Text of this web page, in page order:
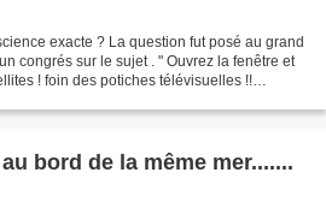
exacte ? La question fut posé au grand
congrés sur le sujet . " Ouvrez la fenêtre et
! foin des potiches télévisuelles !!
bord de la même mer.......